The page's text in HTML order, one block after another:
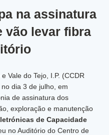
na assinatura
vão levar fibra
Vale do Tejo, I.P. (CCDR
dia 3 de julho, em
de assinatura dos
exploração e manutenção
de Capacidade
no Auditório do Centro de